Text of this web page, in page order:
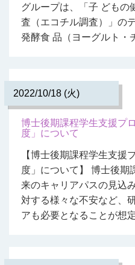
グループは、「子 どもの
査（エコチル調査）」の
発酵食 品（ヨーグルト・
2022/10/18 (火)
博士後期課程学生支援プ
度」について
【博士後期課程学生支援
度」について】 博士後期
来のキャリアパスの見込
対する様々な不安など、
アも必要となることが想